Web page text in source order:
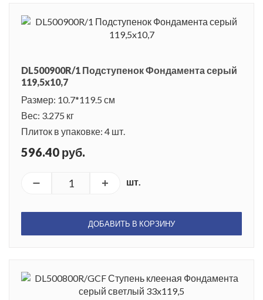
DL500900R/1 Подступенок Фондамента серый
119,5x10,7
Размер: 10.7*119.5 см
Вес: 3.275 кг
Плиток в упаковке: 4 шт.
596.40 руб.
шт.
ДОБАВИТЬ В КОРЗИНУ